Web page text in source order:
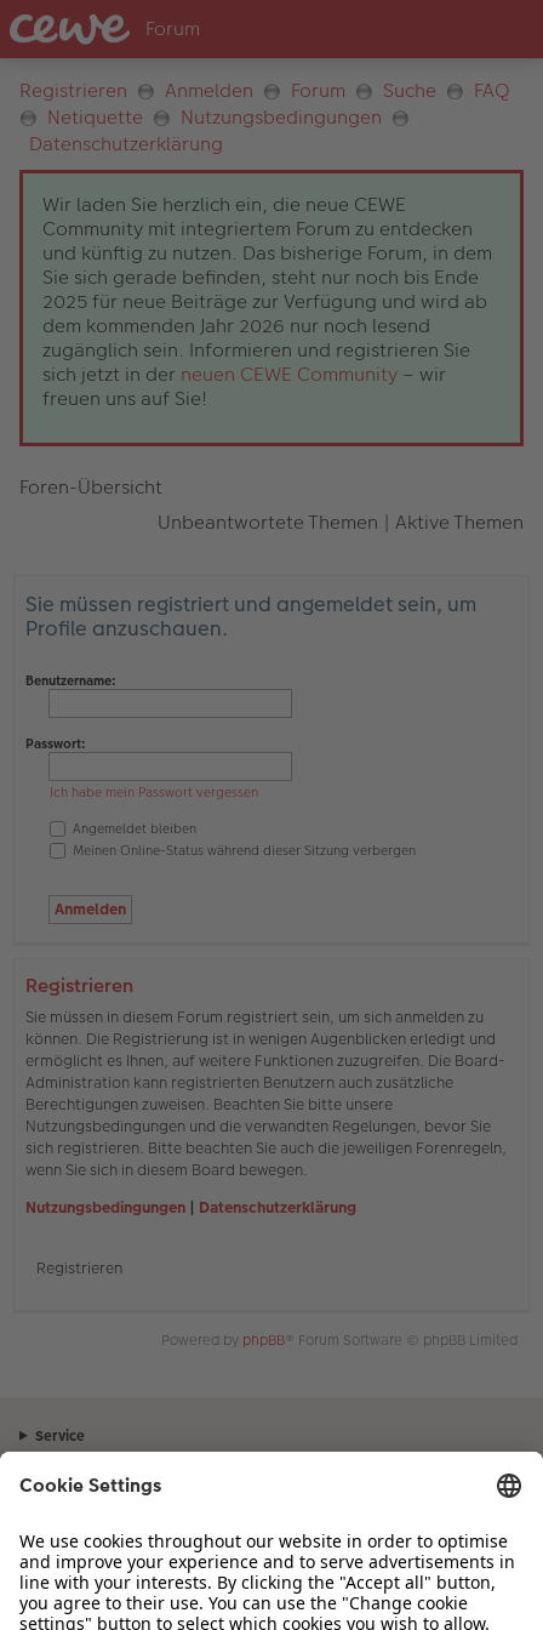
Registrieren Anmelden Forum Suche
FAQ
Netiquette
Nutzungsbedingungen
Datenschutzerklärung
Wir laden Sie herzlich ein, die neue CEWE
Community mit integriertem Forum zu entdecken
und künftig zu nutzen. Das bisherige Forum, in dem
Sie sich gerade befinden, steht nur noch bis Ende
2025 für neue Beiträge zur Verfügung und wird ab
dem kommenden Jahr 2026 nur noch lesend
zugänglich sein. Informieren und registrieren Sie
sich jetzt in der neuen CEWE Community – wir
freuen uns auf Sie!
Foren-Übersicht
Unbeantwortete Themen | Aktive Themen
Sie müssen registriert und angemeldet sein, um
Profile anzuschauen.
Benutzername:
Passwort:
Ich habe mein Passwort vergessen
Angemeldet bleiben
Meinen Online-Status während dieser Sitzung verbergen
Registrieren
Sie müssen in diesem Forum registriert sein, um sich anmelden zu
können. Die Registrierung ist in wenigen Augenblicken erledigt und
ermöglicht es Ihnen, auf weitere Funktionen zuzugreifen. Die Board-
Administration kann registrierten Benutzern auch zusätzliche
Berechtigungen zuweisen. Beachten Sie bitte unsere
Nutzungsbedingungen und die verwandten Regelungen, bevor Sie
sich registrieren. Bitte beachten Sie auch die jeweiligen Forenregeln,
wenn Sie sich in diesem Board bewegen.
Nutzungsbedingungen | Datenschutzerklärung
Registrieren
Powered by phpBB® Forum Software © phpBB Limited
Service
Sortiment